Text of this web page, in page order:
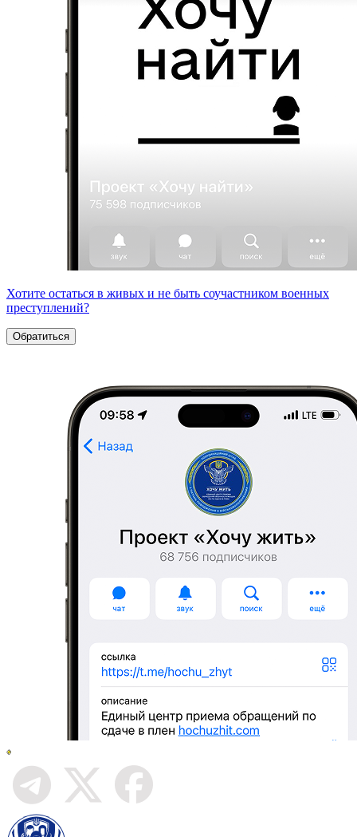
Хотите остаться в живых и не быть соучастником военных
преступлений?
Обратиться